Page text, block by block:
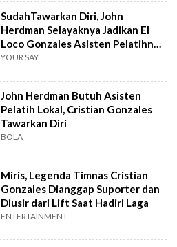
SudahTawarkan Diri, John
Herdman Selayaknya Jadikan El
Loco Gonzales Asisten Pelatihnya
di Timnas
YOUR SAY
John Herdman Butuh Asisten
Pelatih Lokal, Cristian Gonzales
Tawarkan Diri
BOLA
Miris, Legenda Timnas Cristian
Gonzales Dianggap Suporter dan
Diusir dari Lift Saat Hadiri Laga
ENTERTAINMENT